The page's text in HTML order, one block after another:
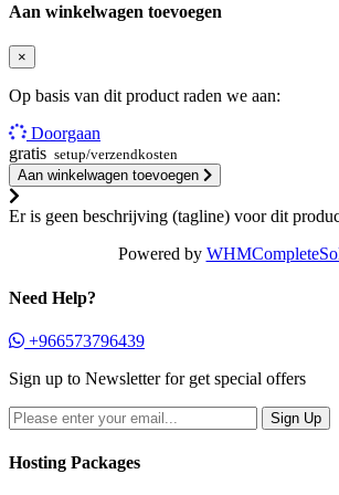
Aan winkelwagen toevoegen
×
Op basis van dit product raden we aan:
Doorgaan
gratis setup/verzendkosten
Aan winkelwagen toevoegen
Er is geen beschrijving (tagline) voor dit
Powered by
Need Help?
+966573796439
Sign up to Newsletter for get special offers
Hosting Packages